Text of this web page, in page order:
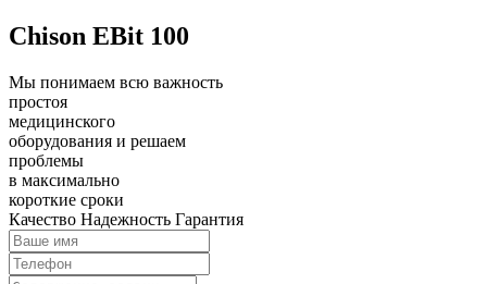
Chison EBit 100
Мы понимаем всю важность
простоя
медицинского
оборудования и решаем
проблемы
в максимально
короткие сроки
Качество Надежность Гарантия